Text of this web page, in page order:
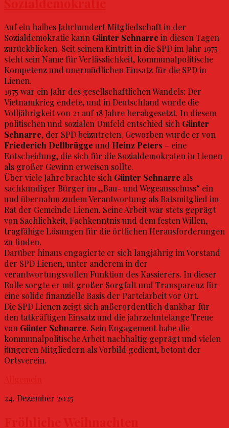
Auf ein halbes Jahrhundert Mitgliedschaft in der
Sozialdemokratie kann Günter Schnarre in diesen Tagen
zurückblicken. Seit seinem Eintritt in die SPD im Jahr 1975
steht sein Name für Verlässlichkeit, kommunalpolitische
Kompetenz und unermüdlichen Einsatz für die SPD in
Lienen.
1975 war ein Jahr des gesellschaftlichen Wandels: Der
Vietnamkrieg endete, und in Deutschland wurde die
Volljährigkeit von 21 auf 18 Jahre herabgesetzt. In diesem
politischen und sozialen Umfeld entschied sich Günter
Schnarre, der SPD beizutreten. Geworben wurde er von
Friederich Dellbrügge und Heinz Peters – eine
Entscheidung, die sich für die Sozialdemokraten in Lienen
als großer Gewinn erweisen sollte.
Über viele Jahre brachte sich Günter Schnarre als
sachkundiger Bürger im „Bau- und Wegeausschuss“ ein
und übernahm zudem Verantwortung als Ratsmitglied im
Rat der Gemeinde Lienen. Seine Arbeit war stets geprägt
von Sachlichkeit, Fachkenntnis und dem festen Willen,
tragfähige Lösungen für die örtlichen Herausforderungen
zu finden.
Darüber hinaus engagierte er sich langjährig im Vorstand
der SPD Lienen, unter anderem in der
verantwortungsvollen Funktion des Kassierers. In dieser
Rolle sorgte er mit großer Sorgfalt und Transparenz für
eine solide finanzielle Basis der Parteiarbeit vor Ort.
Die SPD Lienen zeigt sich außerordentlich dankbar für
den tatkräftigen Einsatz und die jahrzehntelange Treue
von Günter Schnarre. Sein Engagement habe die
kommunalpolitische Arbeit nachhaltig geprägt und vielen
jüngeren Mitgliedern als Vorbild gedient, betont der
Ortsverein.
24. Dezember 2025